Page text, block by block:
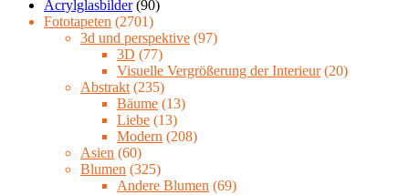
Acrylglasbilder (90)
Fototapeten (2701)
3d und perspektive (97)
3D (77)
Visuelle Vergrößerung der Interieur (20)
Abstrakt (235)
Bäume (13)
Liebe (13)
Modern (208)
Asien (60)
Blumen (325)
Andere Blumen (69)